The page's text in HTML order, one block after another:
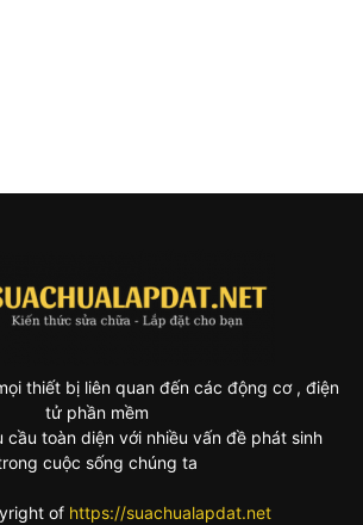
thiết bị liên quan đến các động cơ , điện
tử phần mềm
cầu toàn diện với nhiều vấn đề phát sinh
cuộc sống chúng ta
of https://suachualapdat.net